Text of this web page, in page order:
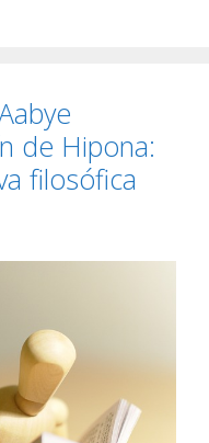
de Hipona:
filosófica